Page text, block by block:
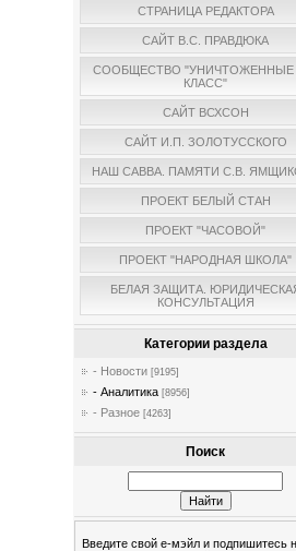
СТРАНИЦА РЕДАКТОРА
САЙТ В.С. ПРАВДЮКА
СООБЩЕСТВО "УНИЧТОЖЕННЫЕ
КЛАСС"
САЙТ ВСХСОН
САЙТ И.П. ЗОЛОТУССКОГО
НАШ САВВА. ПАМЯТИ С.В.
ПРОЕКТ БЕЛЫЙ СТАН
ПРОЕКТ "ЧАСОВОЙ"
ПРОЕКТ "НАРОДНАЯ ШКОЛА"
БЕЛАЯ ЗАЩИТА.
КОНСУЛЬТАЦИЯ
Категории раздела
- Новости [9195]
- Аналитика [8956]
- Разное [4263]
Поиск
Введите свой е-мэйл и подпишитесь